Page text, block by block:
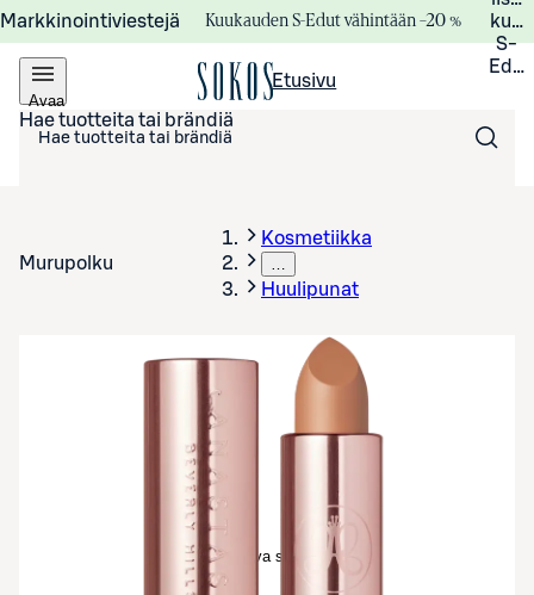
Markkinointiviestejä Kuukauden S-Edut vähintään –20 %
S-
Avaa
valikko
Etusivu
Hae tuotteita tai brändiä
Murupolku
Kosmetiikka
…
Huulipunat
Avaa tuotekuva suurennettuna